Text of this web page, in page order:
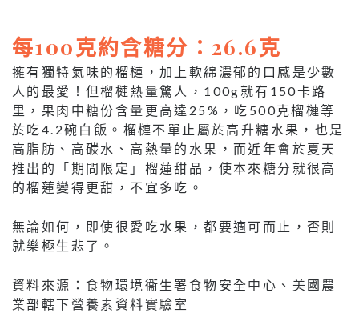
每100克約含糖分：26.6克
擁有獨特氣味的榴槤，加上軟綿濃郁的口感是少數
人的最愛！但榴槤熱量驚人，100g就有150卡路
里，果肉中糖份含量更高達25%，吃500克榴槤等
於吃4.2碗白飯。榴槤不單止屬於高升糖水果，也是
高脂肪、高碳水、高熱量的水果，而近年會於夏天
推出的「期間限定」榴蓮甜品，使本來糖分就很高
的榴蓮變得更甜，不宜多吃。
無論如何，即使很愛吃水果，都要適可而止，否則
就樂極生悲了。
資料來源：食物環境衞生署食物安全中心、美國農
業部轄下營養素資料實驗室